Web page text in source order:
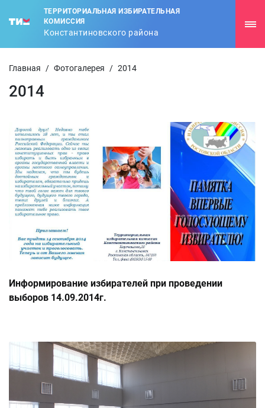
ТЕРРИТОРИАЛЬНАЯ ИЗБИРАТЕЛЬНАЯ
КОМИССИЯ
Константиновского района
Главная / Фотогалерея / 2014
2014
Информирование избирателей при проведении
выборов 14.09.2014г.